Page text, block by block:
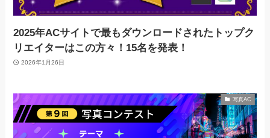
2025年ACサイトで最もダウンロードされたトップク
リエイターはこの方々！15名を発表！
2026年1月26日
写真AC